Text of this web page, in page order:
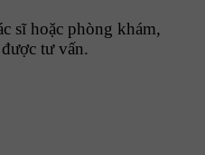
sĩ hoặc phòng khám,
tư vấn.